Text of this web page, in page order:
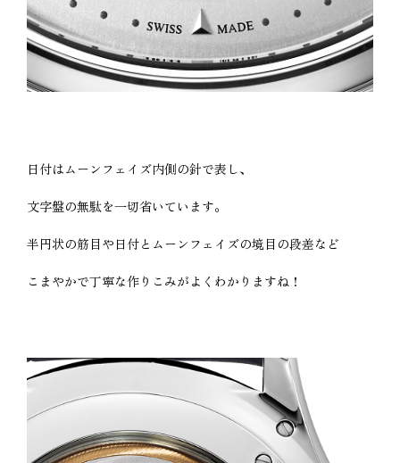
日付はムーンフェイズ内側の針で表し、
文字盤の無駄を一切省いています。
半円状の筋目や日付とムーンフェイズの境目の段差など
こまやかで丁寧な作りこみがよくわかりますね！